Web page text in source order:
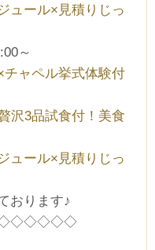
ュール×見積りじっ
～
チャペル挙式体験付
沢3品試食付！美食
ュール×見積りじっ
おります♪